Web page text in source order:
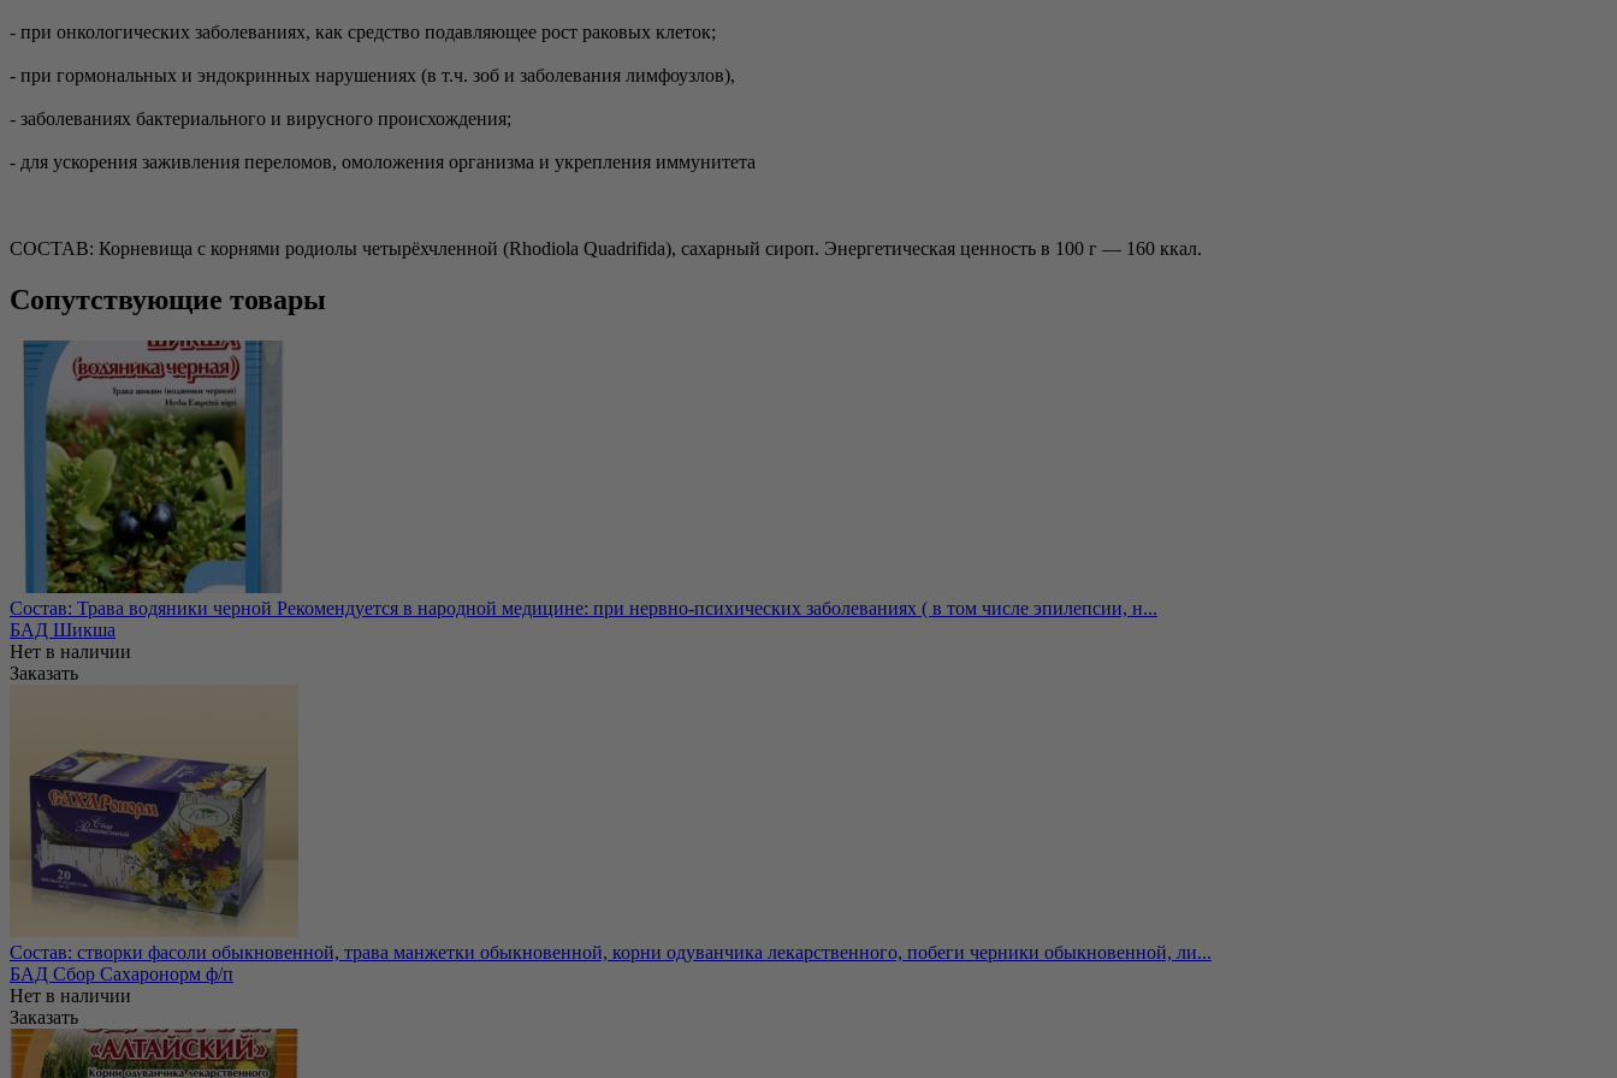
- при онкологических заболеваниях, как средство подавляющее рост раковых клеток;
- при гормональных и эндокринных нарушениях (в т.ч. зоб и заболевания лимфоузлов),
- заболеваниях бактериального и вирусного происхождения;
- для ускорения заживления переломов, омоложения организма и укрепления иммунитета
СОСТАВ: Корневища с корнями родиолы четырёхчленной (Rhodiola Quadrifida), сахарный сироп. Энергетическая ценность в 100 г — 160 ккал.
Сопутствующие товары
Состав: Трава водяники черной Рекомендуется в народной медицине: при нервно-психических заболеваниях ( в том числе эпилепсии, н...
БАД Шикша
Нет в наличии
Заказать
Состав: створки фасоли обыкновенной, трава манжетки обыкновенной, корни одуванчика лекарственного, побеги черники обыкновенной, ли...
БАД Сбор Сахаронорм ф/п
Нет в наличии
Заказать